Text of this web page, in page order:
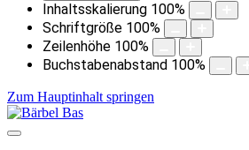
Inhaltsskalierung 100%
Schriftgröße 100%
Zeilenhöhe 100%
Buchstabenabstand 100%
Zum Hauptinhalt springen